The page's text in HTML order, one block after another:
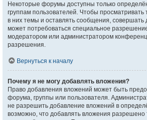
Некоторые форумы доступны только
группам пользователей. Чтобы
в них темы и оставлять сообщения, совершать
может потребоваться специальное
модератором или администратором
разрешения.
Вернуться к началу
Почему я не могу добавлять вложения?
Право добавления вложений может быть
форума, группы или пользователя.
не разрешить добавление вложений в
возможно, что добавлять вложения разрешено